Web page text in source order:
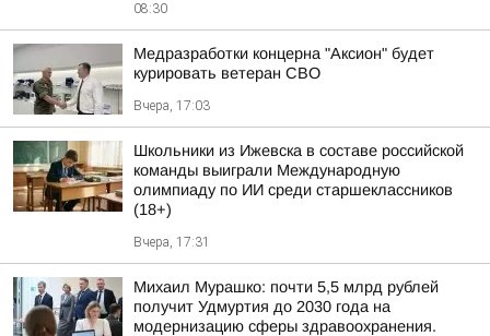
08:30
Медразработки концерна "Аксион" будет
курировать ветеран СВО
Вчера, 17:03
Школьники из Ижевска в составе российской
команды выиграли Международную
олимпиаду по ИИ среди старшеклассников
(18+)
Вчера, 17:31
Михаил Мурашко: почти 5,5 млрд рублей
получит Удмуртия до 2030 года на
модернизацию сферы здравоохранения.